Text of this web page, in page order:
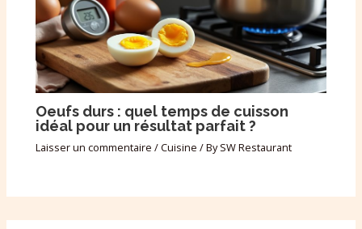
Oeufs durs : quel temps de cuisson
idéal pour un résultat parfait ?
Laisser un commentaire /Cuisine / BySW Restaurant